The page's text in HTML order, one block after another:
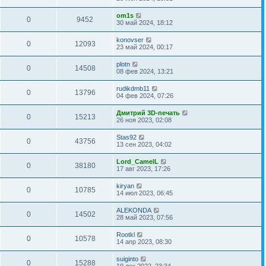
0 9452
om1s
30 май 2024, 18:12
0 12093
konovser
23 май 2024, 00:17
0 14508
plotn
08 фев 2024, 13:21
0 13796
rudikdmb11
04 фев 2024, 07:26
0 15213
Дмитрий 3D-печать
26 ноя 2023, 02:08
0 43756
Stas92
13 сен 2023, 04:02
0 38180
Lord_CamelL
17 авг 2023, 17:26
0 10785
kiryan
14 июл 2023, 06:45
0 14502
ALEKONDA
28 май 2023, 07:56
0 10578
Rootkl
14 апр 2023, 08:30
0 15288
suiginto